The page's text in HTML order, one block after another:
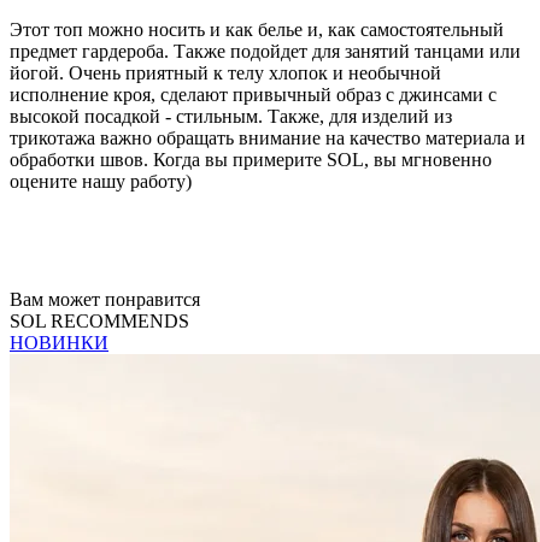
Этот топ можно носить и как белье и, как самостоятельный
предмет гардероба. Также подойдет для занятий танцами или
йогой. Очень приятный к телу хлопок и необычной
исполнение кроя, сделают привычный образ с джинсами с
высокой посадкой - стильным. Также, для изделий из
трикотажа важно обращать внимание на качество материала и
обработки швов. Когда вы примерите SOL, вы мгновенно
оцените нашу работу)
Вам может понравится
SOL RECOMMENDS
НОВИНКИ